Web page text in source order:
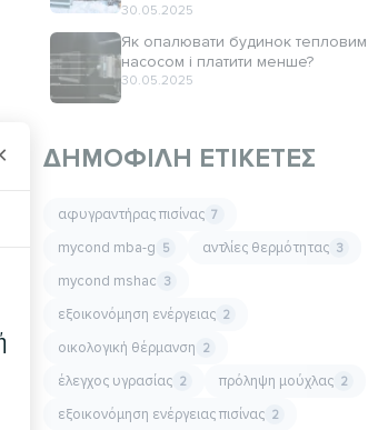
30.05.2025
Як опалювати будинок тепловим
насосом і платити менше?
30.05.2025
ΔΗΜΟΦΙΛΉ ΕΤΙΚΈΤΕΣ
αφυγραντήρας πισίνας 7
mycond mba-g 5 αντλίες θερμότητας 3
mycond mshac 3
εξοικονόμηση ενέργειας 2
οικολογική θέρμανση 2
έλεγχος υγρασίας 2 πρόληψη μούχλας 2
εξοικονόμηση ενέργειας πισίνας 2